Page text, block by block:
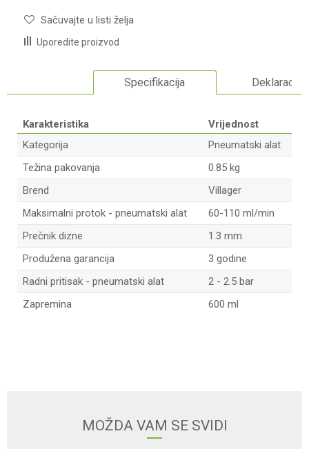
Sačuvajte u listi želja
Uporedite proizvod
Specifikacija Deklaracija
Karakteristika
Vrijednost
Kategorija
Pneumatski alat
Težina pakovanja
0.85 kg
Brend
Villager
Maksimalni protok - pneumatski alat
60-110 ml/min
Prečnik dizne
1.3 mm
Produžena garancija
3 godine
Radni pritisak - pneumatski alat
2 - 2.5 bar
Zapremina
600 ml
MOŽDA VAM SE SVIDI